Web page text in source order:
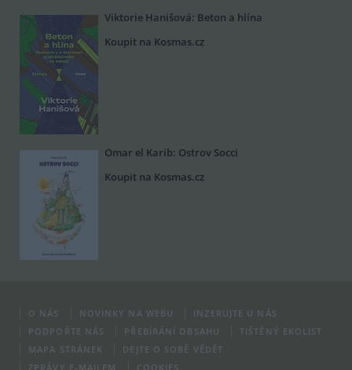
Viktorie Hanišová: Beton a hlína
Koupit na Kosmas.cz
Omar el Karib: Ostrov Socci
Koupit na Kosmas.cz
O NÁS NOVINKY NA WEBU
INZERUJTE U NÁS
PODPOŘTE NÁS
PŘEBÍRÁNÍ OBSAHU
TIŠTĚNÝ EKOLIST
MAPA STRÁNEK
DEJTE O SOBĚ VĚDĚT
ZPRÁVY E-MAILEM
COOKIES